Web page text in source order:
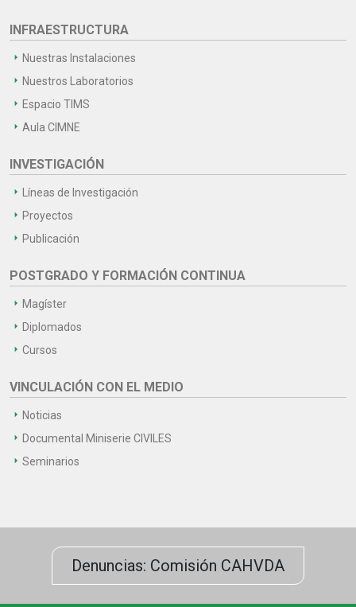
INFRAESTRUCTURA
Nuestras Instalaciones
Nuestros Laboratorios
Espacio TIMS
Aula CIMNE
INVESTIGACIÓN
Líneas de Investigación
Proyectos
Publicación
POSTGRADO Y FORMACIÓN CONTINUA
Magíster
Diplomados
Cursos
VINCULACIÓN CON EL MEDIO
Noticias
Documental Miniserie CIVILES
Seminarios
Denuncias: Comisión CAHVDA